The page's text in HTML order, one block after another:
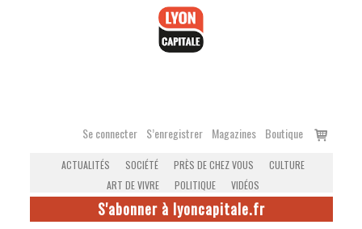
Se connecter S’enregistrer Magazines Boutique
Voir
ACTUALITÉS SOCIÉTÉ PRÈS DE CHEZ VOUS
CULTURE
ART DE VIVRE
POLITIQUE VIDÉOS
S'abonner à lyoncapitale.fr